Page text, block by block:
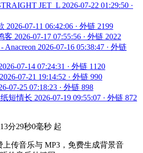
JET_L 2026-07-22 01:29:50 ·
2026-07-11 06:42:06 · 外链 2199
客 2026-07-17 07:55:56 · 外链 2022
Anacreon 2026-07-16 05:38:47 · 外链
07-14 07:24:31 · 外链 1120
2026-07-21 19:14:52 · 外链 990
07-25 07:18:23 · 外链 898
短情长 2026-07-19 09:55:07 · 外链 872
分29秒0毫秒 起
传音乐与 MP3，免费生成背景音